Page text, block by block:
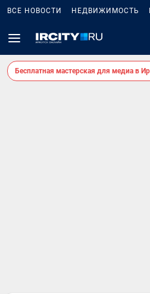
ВСЕ НОВОСТИ НЕДВИЖИМОСТЬ
Бесплатная мастерская для медиа в